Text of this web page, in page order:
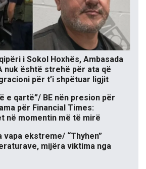
i Sokol Hoxhës, Ambasada
nuk është strehë për ata që
për t’i shpëtuar ligjit
e qartë”/ BE nën presion për
për Financial Times:
në momentin më të mirë
vapa ekstreme/ “Thyhen”
mijëra viktima nga